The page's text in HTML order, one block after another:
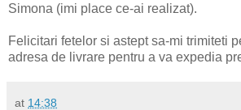
Simona (imi place ce-ai realizat).
Felicitari fetelor si astept sa-mi trimiteti
adresa de livrare pentru a va expedia
at 14:38